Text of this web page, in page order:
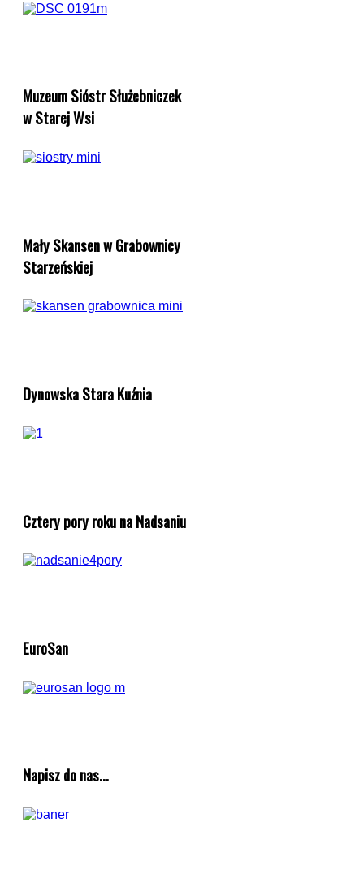
Muzeum Sióstr Służebniczek
w Starej Wsi
Mały Skansen w Grabownicy
Starzeńskiej
Dynowska Stara Kuźnia
Cztery pory roku na Nadsaniu
EuroSan
Napisz do nas...